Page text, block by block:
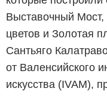
Выставочный
цветов и Золотая
Сантьяго
от Валенсийского
искусства (IVAM),